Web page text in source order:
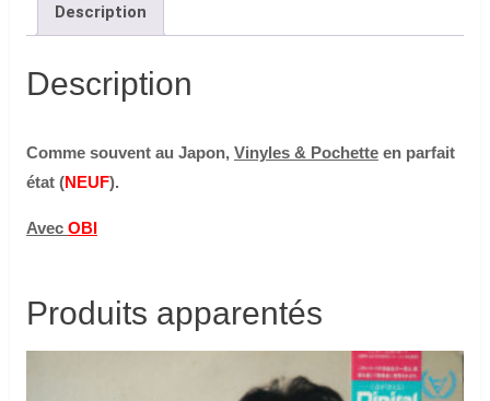
Description
Description
Comme souvent au Japon, Vinyles & Pochetteen parfait
état (NEUF).
Avec OBI
Produits apparentés